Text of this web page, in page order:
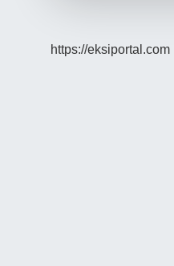
https://eksiportal.com